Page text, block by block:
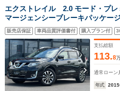
エクストレイル 2.0 モード・プレ
マージェンシーブレーキパッケー
ーフ パワーバックドア 純正9イ
ニター ドラレコ 障害センサー
ABS 横滑り防止 エマージェン
ッドライト ETC フルセグTV
販売店保証 車両品質評価書付 購入プラン付
支払総額
113.8
通常ローン
年式 2015